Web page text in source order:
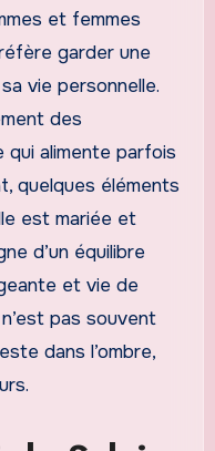
et femmes
garder une
vie personnelle.
des
qui alimente parfois
quelques éléments
est mariée et
d’un équilibre
et vie de
pas souvent
dans l’ombre,